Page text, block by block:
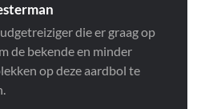
die er graag op
de bekende en minder
op deze aardbol te